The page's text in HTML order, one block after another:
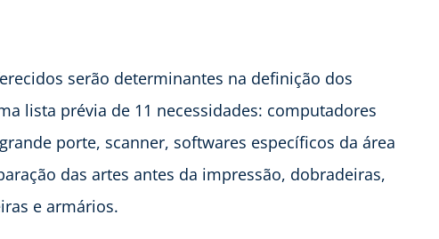
serão determinantes na definição dos
lista prévia de 11 necessidades: computadores
porte, scanner, softwares específicos da área
das artes antes da impressão, dobradeiras,
e armários.